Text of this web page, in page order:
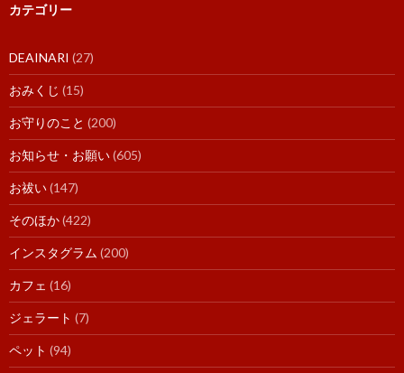
カテゴリー
DEAINARI (27)
おみくじ (15)
お守りのこと (200)
お知らせ・お願い(605)
お祓い(147)
そのほか(422)
インスタグラム (200)
カフェ (16)
ジェラート (7)
ペット (94)